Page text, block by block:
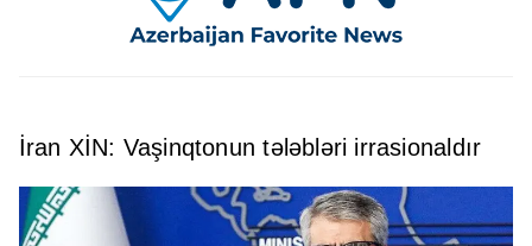
İran XİN: Vaşinqtonun tələbləri irrasionaldır